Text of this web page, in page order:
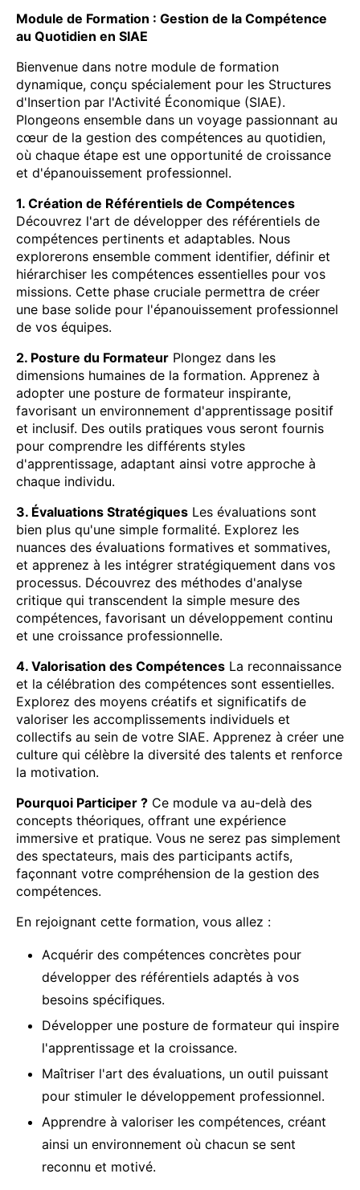
Module de Formation : Gestion de la Compétence
au Quotidien en SIAE
Bienvenue dans notre module de formation
dynamique, conçu spécialement pour les Structures
d'Insertion par l'Activité Économique (SIAE).
Plongeons ensemble dans un voyage passionnant au
cœur de la gestion des compétences au quotidien,
où chaque étape est une opportunité de croissance
et d'épanouissement professionnel.
1. Création de Référentiels de Compétences
Découvrez l'art de développer des référentiels de
compétences pertinents et adaptables. Nous
explorerons ensemble comment identifier, définir et
hiérarchiser les compétences essentielles pour vos
missions. Cette phase cruciale permettra de créer
une base solide pour l'épanouissement professionnel
de vos équipes.
2. Posture du Formateur Plongez dans les
dimensions humaines de la formation. Apprenez à
adopter une posture de formateur inspirante,
favorisant un environnement d'apprentissage positif
et inclusif. Des outils pratiques vous seront fournis
pour comprendre les différents styles
d'apprentissage, adaptant ainsi votre approche à
chaque individu.
3. Évaluations Stratégiques Les évaluations sont
bien plus qu'une simple formalité. Explorez les
nuances des évaluations formatives et sommatives,
et apprenez à les intégrer stratégiquement dans vos
processus. Découvrez des méthodes d'analyse
critique qui transcendent la simple mesure des
compétences, favorisant un développement continu
et une croissance professionnelle.
4. Valorisation des Compétences La reconnaissance
et la célébration des compétences sont essentielles.
Explorez des moyens créatifs et significatifs de
valoriser les accomplissements individuels et
collectifs au sein de votre SIAE. Apprenez à créer une
culture qui célèbre la diversité des talents et renforce
la motivation.
Pourquoi Participer ? Ce module va au-delà des
concepts théoriques, offrant une expérience
immersive et pratique. Vous ne serez pas simplement
des spectateurs, mais des participants actifs,
façonnant votre compréhension de la gestion des
compétences.
En rejoignant cette formation, vous allez :
Acquérir des compétences concrètes pour
développer des référentiels adaptés à vos
besoins spécifiques.
Développer une posture de formateur qui inspire
l'apprentissage et la croissance.
Maîtriser l'art des évaluations, un outil puissant
pour stimuler le développement professionnel.
Apprendre à valoriser les compétences, créant
ainsi un environnement où chacun se sent
reconnu et motivé.